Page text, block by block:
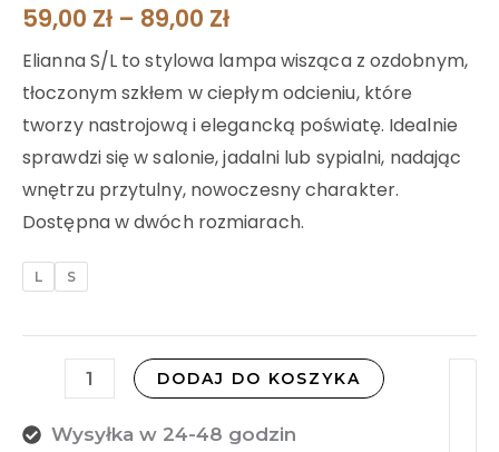
59,00 Zł – 89,00 Zł
Elianna S/L to stylowa lampa wisząca z ozdobnym,
tłoczonym szkłem w ciepłym odcieniu, które
tworzy nastrojową i elegancką poświatę. Idealnie
sprawdzi się w salonie, jadalni lub sypialni, nadając
wnętrzu przytulny, nowoczesny charakter.
Dostępna w dwóch rozmiarach.
L S
DODAJ DO KOSZYKA
Wysyłka w 24-48 godzin